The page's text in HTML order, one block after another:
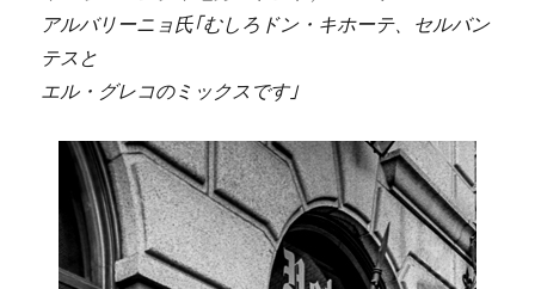
アルバリーニョ氏｢むしろドン・キホーテ、セルバン
テスと
エル・グレコのミックスです｣